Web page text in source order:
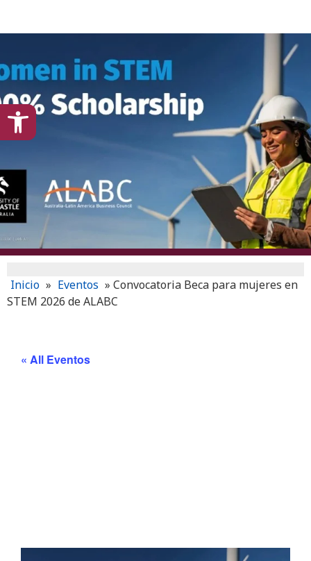
Inicio » Eventos » Convocatoria Beca para mujeres en
STEM 2026 de ALABC
« All Eventos
Open toolbar